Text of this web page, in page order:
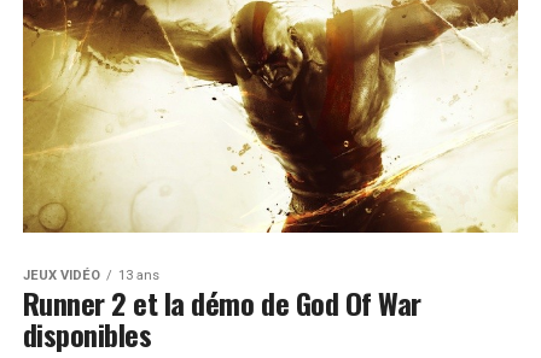
JEUX VIDÉO 13 ans
Runner 2 et la démo de God Of War
disponibles